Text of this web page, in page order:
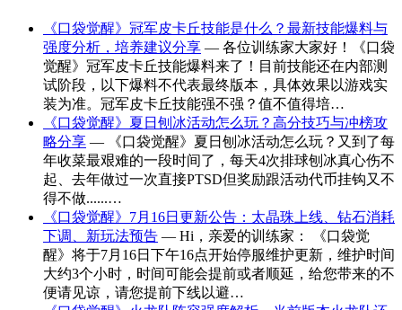
《口袋觉醒》冠军皮卡丘技能是什么？最新技能爆料与
强度分析，培养建议分享 — 各位训练家大家好！《口袋
觉醒》冠军皮卡丘技能爆料来了！目前技能还在内部测
试阶段，以下爆料不代表最终版本，具体效果以游戏实
装为准。冠军皮卡丘技能强不强？值不值得培…
《口袋觉醒》夏日刨冰活动怎么玩？高分技巧与冲榜攻
略分享 — 《口袋觉醒》夏日刨冰活动怎么玩？又到了每
年收菜最艰难的一段时间了，每天4次排球刨冰真心伤不
起、去年做过一次直接PTSD但奖励跟活动代币挂钩又不
得不做......…
《口袋觉醒》7月16日更新公告：太晶珠上线、钻石消耗
下调、新玩法预告 — Hi，亲爱的训练家： 《口袋觉
醒》将于7月16日下午16点开始停服维护更新，维护时间
大约3个小时，时间可能会提前或者顺延，给您带来的不
便请见谅，请您提前下线以避…